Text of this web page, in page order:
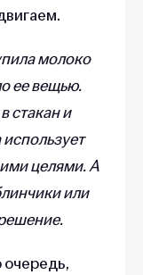
молоко
ее вещью.
стакан и
целями. А
или